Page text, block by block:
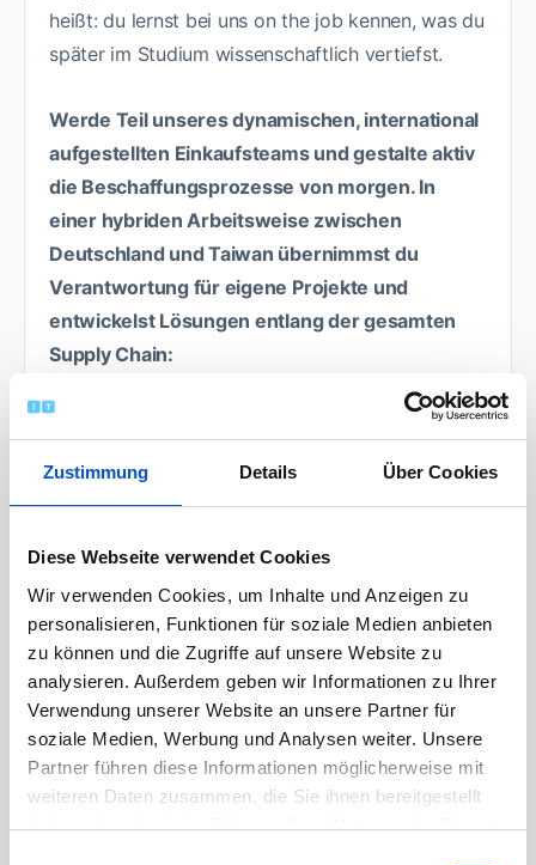
Zustimmung Details Über Cookies
Diese Webseite verwendet Cookies
Wir verwenden Cookies, um Inhalte und Anzeigen zu
personalisieren, Funktionen für soziale Medien anbieten
zu können und die Zugriffe auf unsere Website zu
analysieren. Außerdem geben wir Informationen zu Ihrer
Verwendung unserer Website an unsere Partner für
soziale Medien, Werbung und Analysen weiter. Unsere
Partner führen diese Informationen möglicherweise mit
weiteren Daten zusammen, die Sie ihnen bereitgestellt
haben oder die sie im Rahmen Ihrer Nutzung der Dienste
heißt: du lernst bei uns on the job kennen, was du
später im Studium wissenschaftlich vertiefst.
Werde Teil unseres dynamischen, international
aufgestellten Einkaufsteams und gestalte aktiv
die Beschaffungsprozesse von morgen. In
einer hybriden Arbeitsweise zwischen
Deutschland und Taiwan übernimmst du
Verantwortung für eigene Projekte und
entwickelst Lösungen entlang der gesamten
Supply Chain:
eigenes
von Bestellprozessen) und treibst dieses aktiv
Du verantwortestPreisverhandlungen und
Vertragsgestaltungmit internationalen
Lieferanten und setzt dabei deine
Verhandlungsstärke gezielt ein
Du analysierst Märkte und Lieferanten,
erstellstBusiness Reviewsund leitest daraus
klare Handlungsempfehlungen
für Entscheidungen ab